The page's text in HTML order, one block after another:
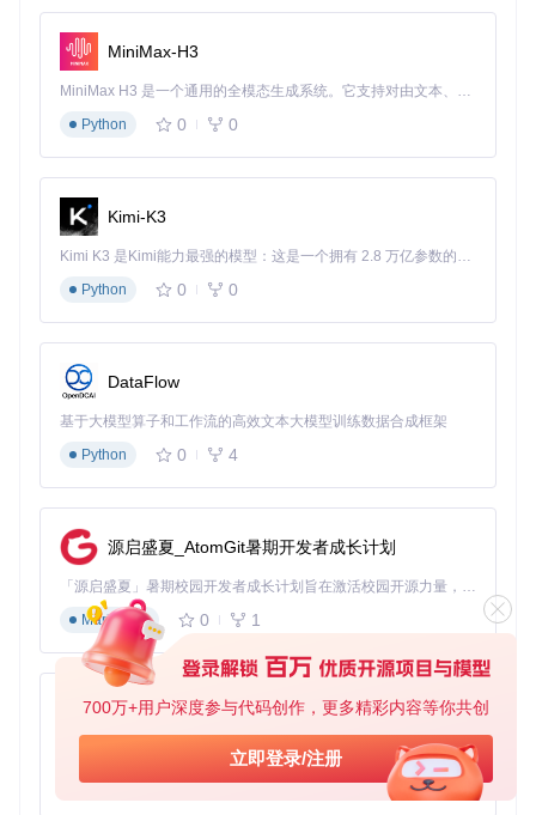
700万+用户深度参与代码创作，更多精彩内容等你共创
立即登录/注册
MiniMax-H3
MiniMax H3 是一个通用的全模态生成系统。它支持对由文本、图像、视频和音频组成的多模态上下文进行统一理解，并能生成分辨率高达 2K、时长可达 15 秒的带原生立体声音频的视频。得益于面向任务泛化的系统设计，H3 在预训练阶段就已具备广泛的多模态上下文理解与生成能力，能够出色地执行复杂的多模态指令。
Python
0 0
Kimi-K3
Kimi K3 是Kimi能力最强的模型：这是一个拥有 2.8 万亿参数的混合专家（MoE）模型，具备原生视觉理解能力，并支持 100 万 token 的上下文窗口。
Python
0 0
DataFlow
基于大模型算子和工作流的高效文本大模型训练数据合成框架
Python
0 4
源启盛夏_AtomGit暑期开发者成长计划
「源启盛夏」暑期校园开发者成长计划旨在激活校园开源力量，通过积分激励、认证扶持、资源倾斜等形式，引导高校组织和开发者完成「入驻 — 建项目 — 做贡献 — 获认证 — 得资源」的完整闭环。无论你是想带领社团入驻平台的组织者，还是希望用代码贡献证明自己的开发者，都能在这里找到属于你的成长路径。
Markdown
0 1
py-xiaozhi
基于Python的Xiaozhi AI，适用于想要完整Xiaozhi体验而无需拥有专用硬件的用户。
Python
0 1